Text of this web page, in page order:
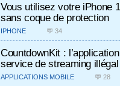
Vous utilisez votre iPhone
sans coque de protection
IPHONE 💬 34
CountdownKit :
service de streaming illégal
APPLICATIONS MOBILE 💬 28